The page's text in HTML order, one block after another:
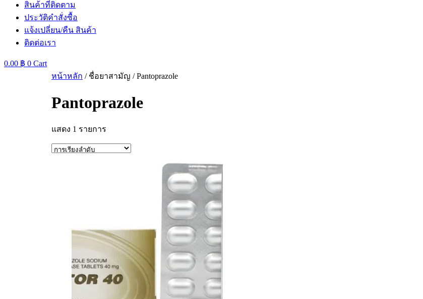
สินค้าที่ติดตาม
ประวัติคำสั่งซื้อ
แจ้งเปลี่ยน/คืน สินค้า
ติดต่อเรา
0.00 ฿ 0 Cart
หน้าหลัก / ชื่อยาสามัญ / Pantoprazole
Pantoprazole
แสดง 1 รายการ